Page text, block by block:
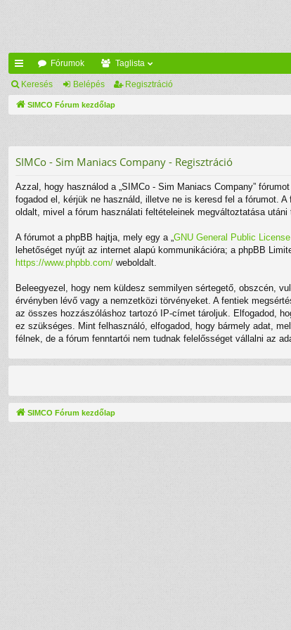
yo
rs
ke
k
Fórumok Taglista
Keresés Belépés Regisztráció
SIMCO Fórum kezdőlap
SIMCo - Sim Maniacs Company - Regisztráció
Azzal, hogy használod a „SIMCo - Sim Maniacs Company”
fogadod el, kérjük ne használd, illetve ne is keresd fel a fórumot.
oldalt, mivel a fórum használati feltételeinek megváltoztatása
A fórumot a phpBB hajtja, mely egy a „GNU General Public
lehetőséget nyújt az internet alapú kommunikációra; a phpBB
https://www.phpbb.com/ weboldalt.
Beleegyezel, hogy nem küldesz semmilyen sértegető, obszcén,
érvényben lévő vagy a nemzetközi törvényeket. A fentiek
az összes hozzászóláshoz tartozó IP-címet tároljuk. Elfogadod,
ez szükséges. Mint felhasználó, elfogadod, hogy bármely adat,
félnek, de a fórum fenntartói nem tudnak felelősséget vállalni az
SIMCO Fórum kezdőlap